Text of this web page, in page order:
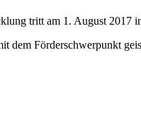
tritt am 1. August 2017
dem Förderschwerpunkt